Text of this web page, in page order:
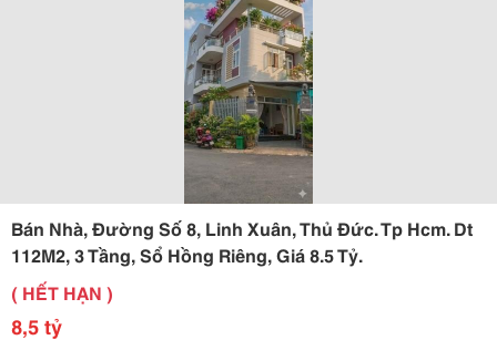
Bán Nhà, Đường Số 8, Linh Xuân, Thủ Đức. Tp Hcm. Dt
112M2, 3 Tầng, Sổ Hồng Riêng, Giá 8.5 Tỷ.
( HẾT HẠN )
8,5 tỷ